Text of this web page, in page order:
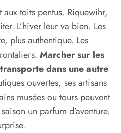
toits pentus. Riquewihr,
L’hiver leur va bien. Les
plus authentique. Les
Marcher sur les
dans une autre
ouvertes, ses artisans
musées ou tours peuvent
un parfum d’aventure.